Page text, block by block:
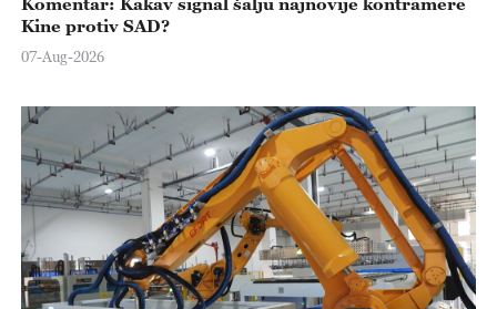
Kine protiv SAD?
07-Aug-2026